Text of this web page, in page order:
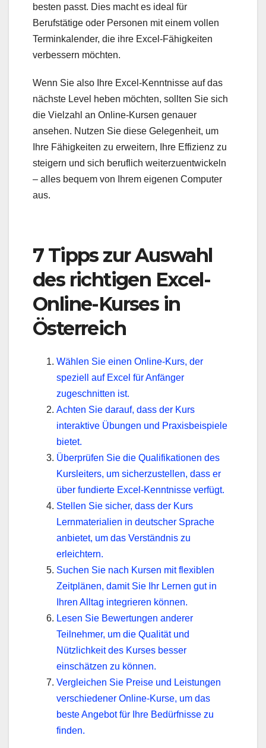
besten passt. Dies macht es ideal für
Berufstätige oder Personen mit einem vollen
Terminkalender, die ihre Excel-Fähigkeiten
verbessern möchten.
Wenn Sie also Ihre Excel-Kenntnisse auf das
nächste Level heben möchten, sollten Sie sich
die Vielzahl an Online-Kursen genauer
ansehen. Nutzen Sie diese Gelegenheit, um
Ihre Fähigkeiten zu erweitern, Ihre Effizienz zu
steigern und sich beruflich weiterzuentwickeln
– alles bequem von Ihrem eigenen Computer
aus.
7 Tipps zur Auswahl
des richtigen Excel-
Online-Kurses in
Österreich
Wählen Sie einen Online-Kurs, der
speziell auf Excel für Anfänger
zugeschnitten ist.
Achten Sie darauf, dass der Kurs
interaktive Übungen und Praxisbeispiele
bietet.
Überprüfen Sie die Qualifikationen des
Kursleiters, um sicherzustellen, dass er
über fundierte Excel-Kenntnisse verfügt.
Stellen Sie sicher, dass der Kurs
Lernmaterialien in deutscher Sprache
anbietet, um das Verständnis zu
erleichtern.
Suchen Sie nach Kursen mit flexiblen
Zeitplänen, damit Sie Ihr Lernen gut in
Ihren Alltag integrieren können.
Lesen Sie Bewertungen anderer
Teilnehmer, um die Qualität und
Nützlichkeit des Kurses besser
einschätzen zu können.
Vergleichen Sie Preise und Leistungen
verschiedener Online-Kurse, um das
beste Angebot für Ihre Bedürfnisse zu
finden.